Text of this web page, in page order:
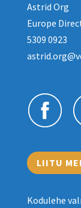
Astrid Org
Europe
5309 0923
LIITU
Kodulehe